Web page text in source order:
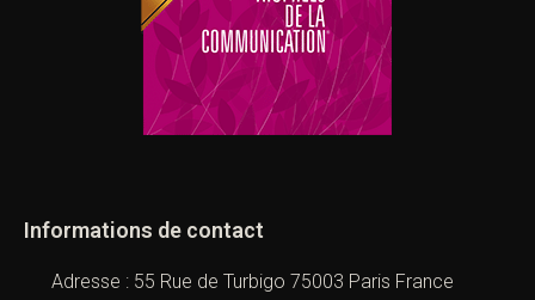
Informations de contact
Adresse : 55 Rue de Turbigo 75003 Paris France